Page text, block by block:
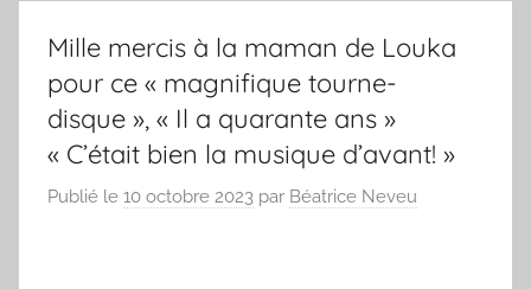
Mille mercis à la maman de Louka
pour ce « magnifique tourne-
disque », « Il a quarante ans »
« C’était bien la musique d’avant! »
Publié le 10 octobre 2023 par Béatrice Neveu